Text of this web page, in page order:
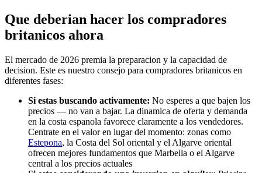
Que deberian hacer los compradores
britanicos ahora
El mercado de 2026 premia la preparacion y la capacidad de
decision. Este es nuestro consejo para compradores britanicos en
diferentes fases:
Si estas buscando activamente: No esperes a que bajen los
precios — no van a bajar. La dinamica de oferta y demanda
en la costa espanola favorece claramente a los vendedores.
Centrate en el valor en lugar del momento: zonas como
Estepona, la Costa del Sol oriental y el Algarve oriental
ofrecen mejores fundamentos que Marbella o el Algarve
central a los precios actuales